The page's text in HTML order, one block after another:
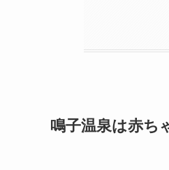
鳴子温泉は赤ち